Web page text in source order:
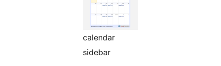
calendar
sidebar